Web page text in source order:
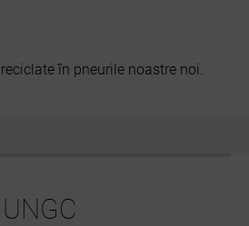
în pneurile noastre noi.